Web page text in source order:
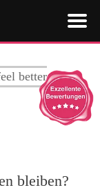
bleiben?